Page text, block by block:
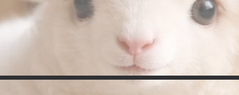
Skip to main content Skip to